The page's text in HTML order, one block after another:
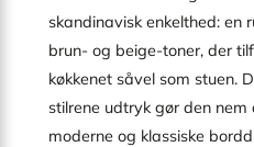
skandinavisk enkelthed:
brun- og beige-toner, der
køkkenet såvel som stuen.
stilrene udtryk gør den
moderne og klassiske